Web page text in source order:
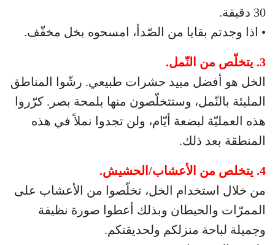
30 دقيقة.
• اذا وجدتم بقايا من الصّدأ، امسحوه بخل مخفّف.
3. يتخلّص من النّمل.
الخل هو أفضل مبيد حشرات طبيعي. رشّوا المناطق
المليئة بالنّمل، وستتخلّصون منها بلمحة بصر. كرّروا
هذه العمليّة لبضعة أيّام، ولن تجدوا نملاً في هذه
المنطقة بعد ذلك.
4. يتخلص من الأعشاب/الحشيش.
من خلال استخدام الخل، تخلّصوا من الأعشاب على
الممرّات والحيطان وبذلك أعطوا صورة نظيفة
وجميلة لباحة منزلكم ولحديقتكم.